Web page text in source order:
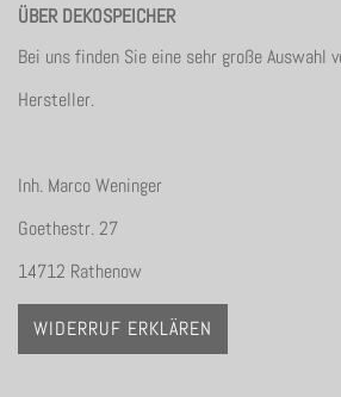
ÜBER DEKOSPEICHER
Bei uns finden Sie eine sehr große Auswahl
Hersteller.
Inh. Marco Weninger
Goethestr. 27
14712 Rathenow
WIDERRUF ERKLÄREN